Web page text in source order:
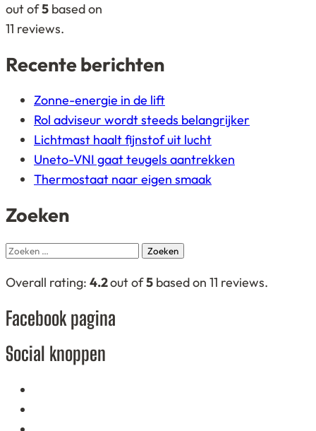
on
12.345
out of5 based on
11 reviews.
Recente berichten
Zonne-energie in de lift
Rol adviseur wordt steeds belangrijker
Lichtmast haalt fijnstof uit lucht
Uneto-VNI gaat teugels aantrekken
Thermostaat naar eigen smaak
Zoeken
Zoeken
4,2
based
12.345
Overall rating: 4.2out of5 based on 11 reviews.
Facebook pagina
Social knoppen